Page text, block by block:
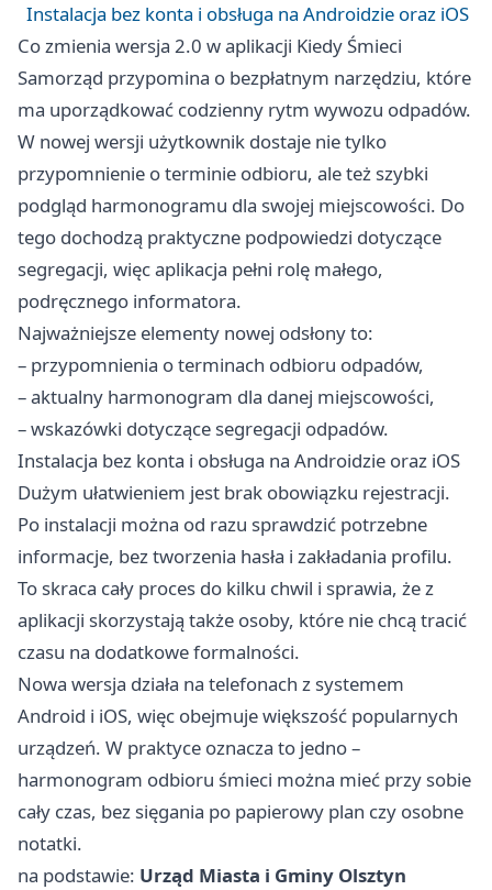
Instalacja bez konta i obsługa na Androidzie oraz iOS
Co zmienia wersja 2.0 w aplikacji Kiedy Śmieci
Samorząd przypomina o bezpłatnym narzędziu, które
ma uporządkować codzienny rytm wywozu odpadów.
W nowej wersji użytkownik dostaje nie tylko
przypomnienie o terminie odbioru, ale też szybki
podgląd harmonogramu dla swojej miejscowości. Do
tego dochodzą praktyczne podpowiedzi dotyczące
segregacji, więc aplikacja pełni rolę małego,
podręcznego informatora.
Najważniejsze elementy nowej odsłony to:
– przypomnienia o terminach odbioru odpadów,
– aktualny harmonogram dla danej miejscowości,
– wskazówki dotyczące segregacji odpadów.
Instalacja bez konta i obsługa na Androidzie oraz iOS
Dużym ułatwieniem jest brak obowiązku rejestracji.
Po instalacji można od razu sprawdzić potrzebne
informacje, bez tworzenia hasła i zakładania profilu.
To skraca cały proces do kilku chwil i sprawia, że z
aplikacji skorzystają także osoby, które nie chcą tracić
czasu na dodatkowe formalności.
Nowa wersja działa na telefonach z systemem
Android i iOS, więc obejmuje większość popularnych
urządzeń. W praktyce oznacza to jedno –
harmonogram odbioru śmieci można mieć przy sobie
cały czas, bez sięgania po papierowy plan czy osobne
notatki.
na podstawie: Urząd Miasta i Gminy Olsztyn